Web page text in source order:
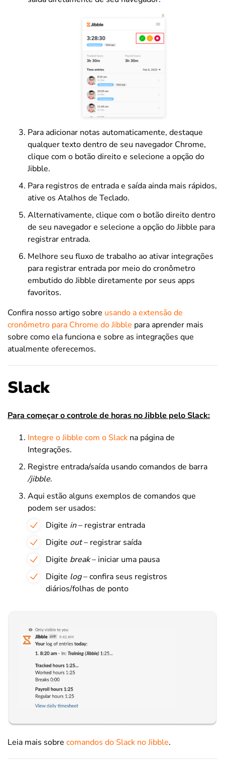
Para adicionar notas automaticamente, destaque
qualquer texto dentro de seu navegador Chrome,
clique com o botão direito e selecione a opção do
Jibble.
Para registros de entrada e saída ainda mais rápidos,
ative os Atalhos de Teclado.
Alternativamente, clique com o botão direito dentro
de seu navegador e selecione a opção do Jibble para
registrar entrada.
Melhore seu fluxo de trabalho ao ativar integrações
para registrar entrada por meio do cronômetro
embutido do Jibble diretamente por seus apps
favoritos.
Confira nosso artigo sobre usando a extensão de
cronômetro para Chrome do Jibble para aprender mais
sobre como ela funciona e sobre as integrações que
atualmente oferecemos.
Slack
Para começar o controle de horas no Jibble pelo Slack:
Integre o Jibble com o Slack na página de
Integrações.
Registre entrada/saída usando comandos de barra
/jibble.
Aqui estão alguns exemplos de comandos que
podem ser usados:
Digite in– registrar entrada
Digite out– registrar saída
Digite break– iniciar uma pausa
Digite log– confira seus registros
diários/folhas de ponto
Leia mais sobre comandos do Slack no Jibble.